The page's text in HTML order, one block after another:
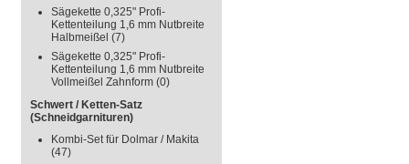
Sägekette 0,325" Profi-
Kettenteilung 1,6 mm Nutbreite
Halbmeißel (7)
Sägekette 0,325" Profi-
Kettenteilung 1,6 mm Nutbreite
Vollmeißel Zahnform (0)
Schwert / Ketten-Satz
(Schneidgarnituren)
Kombi-Set für Dolmar / Makita
(47)